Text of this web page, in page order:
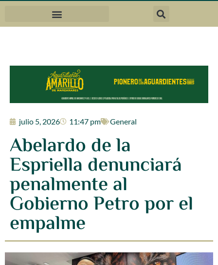
julio 5, 2026 11:47 pm General
Abelardo de la
Espriella denunciará
penalmente al
Gobierno Petro por el
empalme